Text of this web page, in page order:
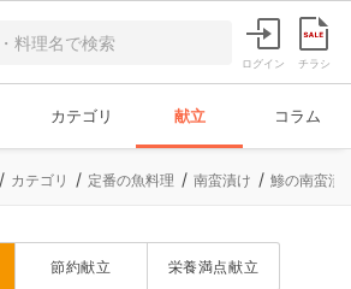
ログイン チラシ
カテゴリ 献立 コラム
カテゴリ 定番の魚料理 南蛮漬け 鯵の南蛮漬
節約献立 栄養満点献立